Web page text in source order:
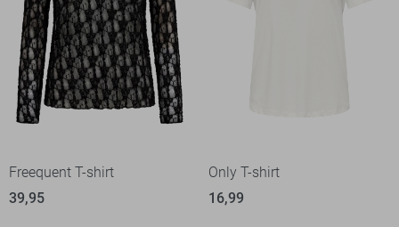
Freequent T-shirt
39,95
Only T-shirt
16,99